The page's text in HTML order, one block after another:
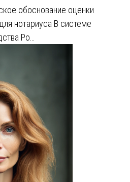
обоснование оценки
нотариуса В системе
Ро…